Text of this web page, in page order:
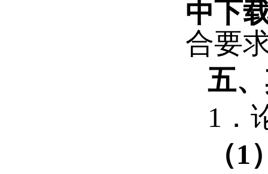
中下
合要
五
1 ．
（1